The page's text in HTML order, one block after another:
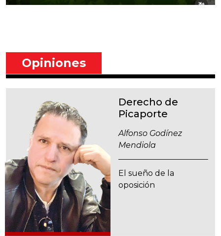
Opiniones
Derecho de
Picaporte
Alfonso Godínez
Mendiola
El sueño de la
oposición